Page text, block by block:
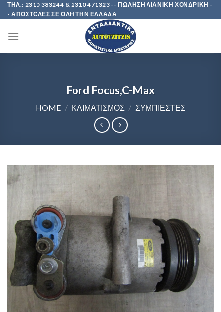
Skip
to
ΤΗΛ.: 2310 383244 & 2310 471323 -- ΠΩΛΗΣΗ ΛΙΑΝΙΚΗ ΧΟΝΔΡΙΚΗ -
- ΑΠΟΣΤΟΛΕΣ ΣΕ ΟΛΗ ΤΗΝ ΕΛΛΑΔΑ
Ford Focus,C-Max
HOME / ΚΛΙΜΑΤΙΣΜΟΣ / ΣΥΜΠΙΕΣΤΕΣ